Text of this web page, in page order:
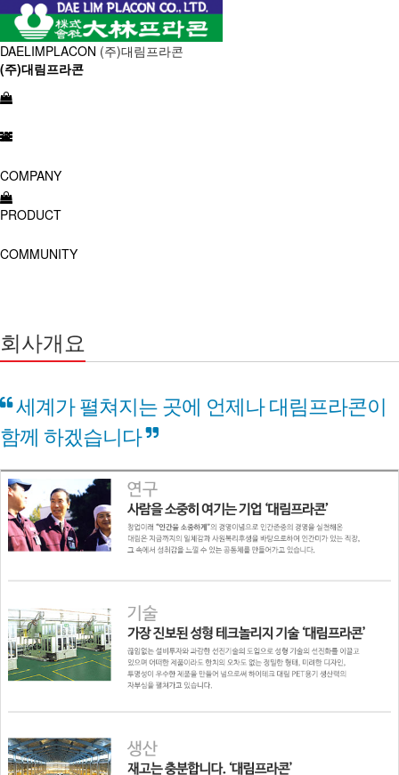
DAELIMPLACON (주)대림프라콘
(주)대림프라콘
COMPANY
PRODUCT
COMMUNITY
회사개요
세계가 펼쳐지는 곳에 언제나 대림프라콘이
함께 하겠습니다